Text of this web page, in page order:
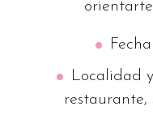
Localidad
restaurante,